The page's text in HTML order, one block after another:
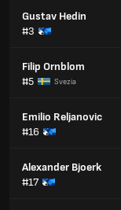
Gustav Hedin
#3
Filip Ornblom
#5
Svezia
Emilio Reljanovic
#16
Alexander Bjoerk
#17